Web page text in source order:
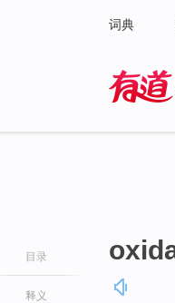
词典
目录
释义